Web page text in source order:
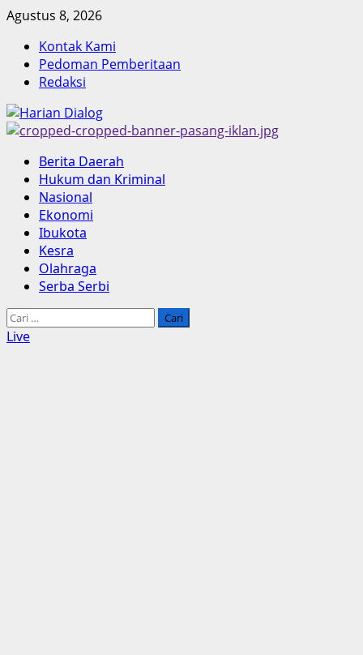
Skip
content
Agustus 8, 2026
Kontak Kami
Pedoman Pemberitaan
Redaksi
Primary
Menu
Berita Daerah
Hukum dan Kriminal
Nasional
Ekonomi
Ibukota
Kesra
Olahraga
Serba Serbi
Cari
untuk:
Live